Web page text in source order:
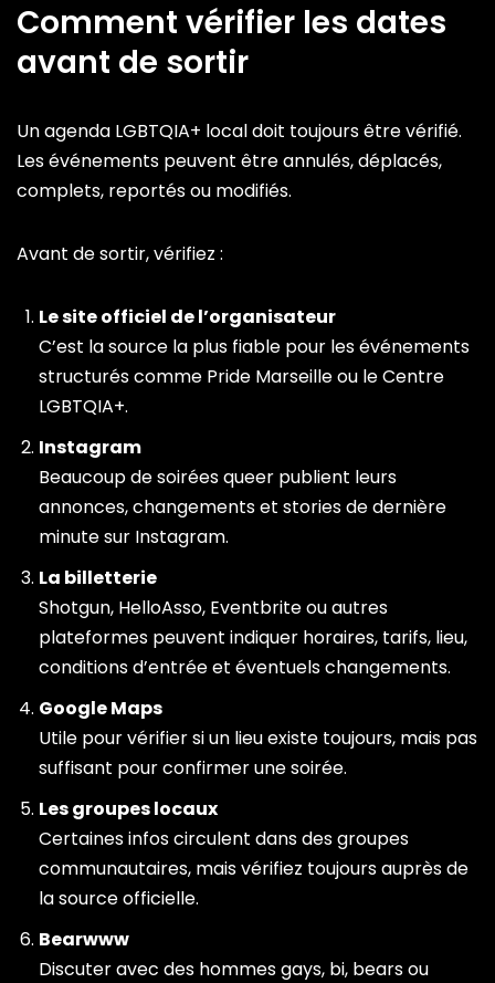
Comment vérifier les dates
avant de sortir
Un agenda LGBTQIA+ local doit toujours être vérifié.
Les événements peuvent être annulés, déplacés,
complets, reportés ou modifiés.
Avant de sortir, vérifiez :
Le site officiel de l’organisateur
C’est la source la plus fiable pour les événements
structurés comme Pride Marseille ou le Centre
LGBTQIA+.
Instagram
Beaucoup de soirées queer publient leurs
annonces, changements et stories de dernière
minute sur Instagram.
La billetterie
Shotgun, HelloAsso, Eventbrite ou autres
plateformes peuvent indiquer horaires, tarifs, lieu,
conditions d’entrée et éventuels changements.
Google Maps
Utile pour vérifier si un lieu existe toujours, mais pas
suffisant pour confirmer une soirée.
Les groupes locaux
Certaines infos circulent dans des groupes
communautaires, mais vérifiez toujours auprès de
la source officielle.
Bearwww
Discuter avec des hommes gays, bi, bears ou